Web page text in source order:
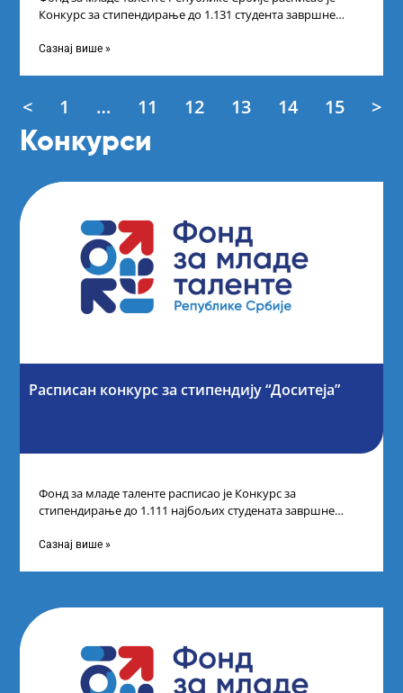
Конкурс за стипендирање до 1.131 студента завршне
Сазнај више »
< 1 … 11 12 13 14 15 >
Конкурси
Расписан конкурс за стипендију “Доситеја”
Фонд за младе таленте расписао је Конкурс за
стипендирање до 1.111 најбољих студената завршне
Сазнај више »